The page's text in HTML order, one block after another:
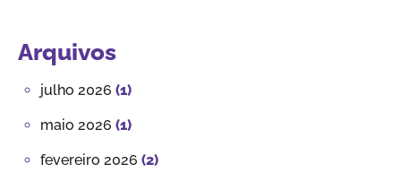
Arquivos
julho 2026 (1)
maio 2026 (1)
fevereiro 2026 (2)